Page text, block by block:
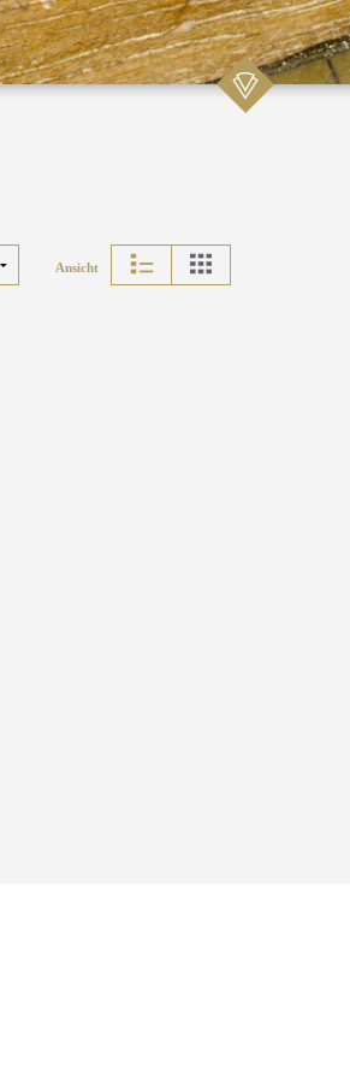
Ansicht